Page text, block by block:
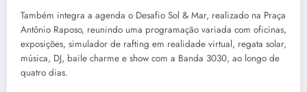
Também integra a agenda o Desafio Sol & Mar, realizado na Praça
Antônio Raposo, reunindo uma programação variada com oficinas,
exposições, simulador de rafting em realidade virtual, regata solar,
música, DJ, baile charme e show com a Banda 3030, ao longo de
quatro dias.